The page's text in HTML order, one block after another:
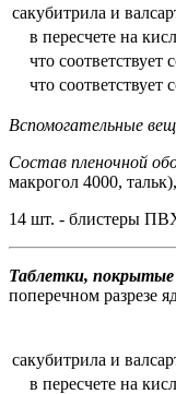
сакубитрила и
в пересчете на
что соответствует
что соответствует
Вспомогательные
Состав пленочной
макрогол 4000,
14 шт. - блистеры
Таблетки, покрытые
поперечном разрезе
сакубитрила и
в пересчете на